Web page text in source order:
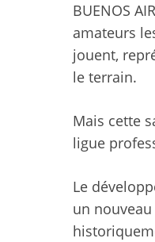
BUENOS
amateurs
jouent,
le terrain.
Mais cette
ligue
Le
un